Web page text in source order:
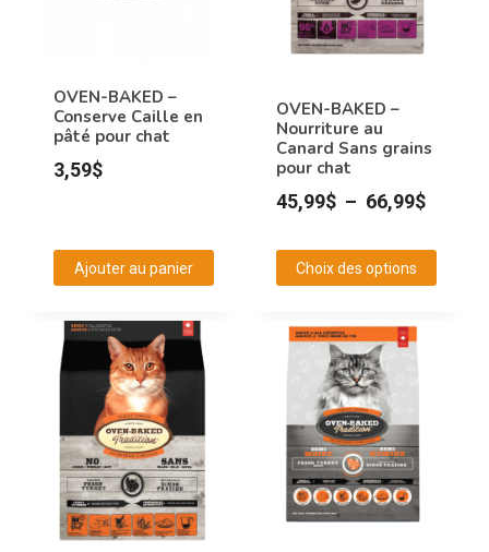
OVEN-BAKED –
Conserve Caille en
pâté pour chat
3,59$
Ajouter au panier
OVEN-BAKED –
Nourriture au
Canard Sans grains
pour chat
45,99$ – 66,99$Plage
45,99$
Choix des options
produit
plusieurs
variations.
Les
options
peuvent